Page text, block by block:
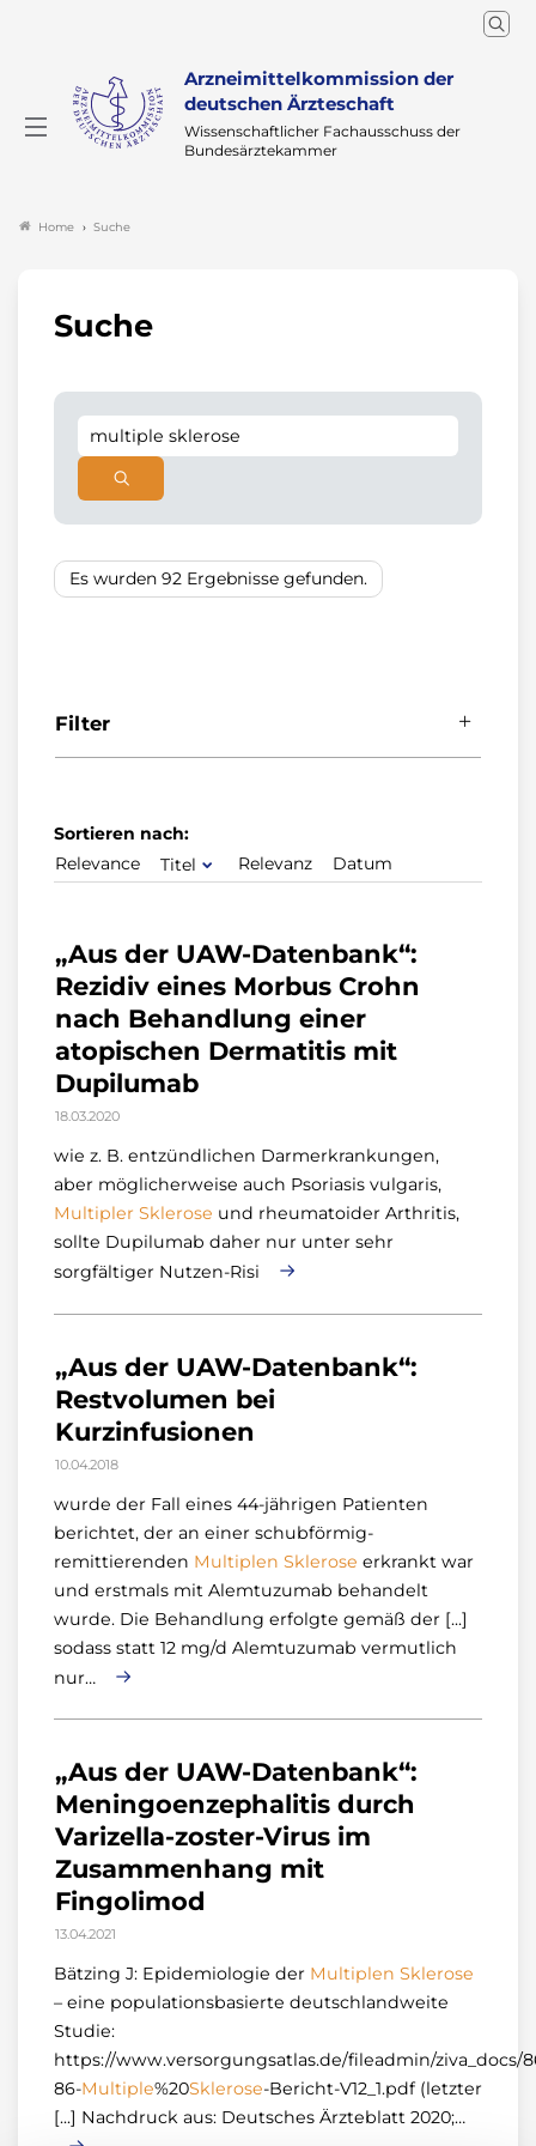
Arzneimittelkommission der
deutschen Ärzteschaft
Wissenschaftlicher Fachausschuss der
Bundesärztekammer
Home Suche
Suche
Suchen
Search
Suchen
Es wurden 92 Ergebnisse gefunden.
Filter
Drug Safety Mail
Arzneiverordnung in der Praxis
Seiten (14)
Dateien (12)
Bewertete Wirkstoffe (10)
Neue Arzneimittel
Sortieren nach:
Relevance
Titel Relevanz Datum
„Aus der UAW-Datenbank“:
Rezidiv eines Morbus Crohn
nach Behandlung einer
atopischen Dermatitis mit
Dupilumab
18.03.2020
wie z. B. entzündlichen Darm­er­krank­ungen,
aber möglicherweise auch Psoriasis vulgaris,
Multipler Sklerose und rheumatoider Arthritis,
sollte Dupilumab daher nur unter sehr
sorgfältiger Nutzen-Risi
„Aus der UAW-Datenbank“:
Restvolumen bei
Kurzinfusionen
10.04.2018
wurde der Fall eines 44-jährigen Patienten
berichtet, der an einer schubförmig-
remittierenden Multiplen Sklerose erkrankt war
und erstmals mit Alemtuzumab behandelt
wurde. Die Behandlung erfolgte gemäß der [...]
sodass statt 12 mg/d Alemtuzumab vermutlich
nur…
„Aus der UAW-Datenbank“:
Meningoenzephalitis durch
Varizella-zoster-Virus im
Zusammenhang mit
Fingolimod
13.04.2021
Bätzing J: Epidemiologie der Multiplen Sklerose
– eine populationsbasierte deutschlandweite
Studie:
https://www.versorgungsatlas.de/fileadmin/ziva_docs/
86-Multiple%20Sklerose-Bericht-V12_1.pdf (letzter
[...] Nachdruck aus: Deutsches Ärzteblatt 2020;…